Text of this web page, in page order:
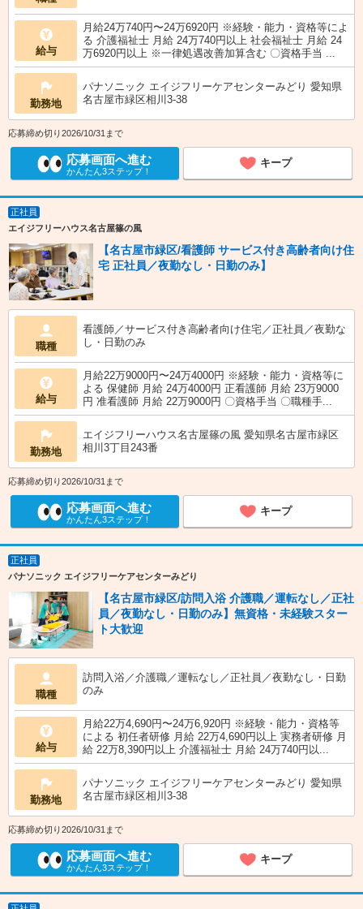
給与
月給24万740円〜24万6920円 ※経験・能力・資格等によ
る 介護福祉士 月給 24万740円以上 社会福祉士 月給 24
万6920円以上 ※一律処遇改善加算含む 〇資格手当 ...
勤務地
パナソニック エイジフリーケアセンターみどり 愛知県
名古屋市緑区相川3-38
応募締め切り2026/10/31まで
応募画面へ進む
かんたん3ステップ！
キープ
正社員
エイジフリーハウス名古屋篠の風
【名古屋市緑区/看護師 サービス付き高齢者向け住
宅 正社員／夜勤なし・日勤のみ】
職種
看護師／サービス付き高齢者向け住宅／正社員／夜勤な
し・日勤のみ
給与
月給22万9000円〜24万4000円 ※経験・能力・資格等に
よる 保健師 月給 24万4000円 正看護師 月給 23万9000
円 准看護師 月給 22万9000円 〇資格手当 〇職種手...
勤務地
エイジフリーハウス名古屋篠の風 愛知県名古屋市緑区
相川3丁目243番
応募締め切り2026/10/31まで
応募画面へ進む
かんたん3ステップ！
キープ
正社員
パナソニック エイジフリーケアセンターみどり
【名古屋市緑区/訪問入浴 介護職／運転なし／正社
員／夜勤なし・日勤のみ】無資格・未経験スター
ト大歓迎
職種
訪問入浴／介護職／運転なし／正社員／夜勤なし・日勤
のみ
給与
月給22万4,690円〜24万6,920円 ※経験・能力・資格等
による 初任者研修 月給 22万4,690円以上 実務者研修 月
給 22万8,390円以上 介護福祉士 月給 24万740円以...
勤務地
パナソニック エイジフリーケアセンターみどり 愛知県
名古屋市緑区相川3-38
応募締め切り2026/10/31まで
応募画面へ進む
かんたん3ステップ！
キープ